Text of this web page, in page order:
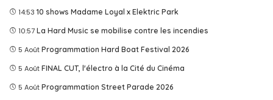
14:53 10 shows Madame Loyal x Elektric Park
10:57 La Hard Music se mobilise contre les incendies
5 Août Programmation Hard Boat Festival 2026
5 Août FINAL CUT, l'électro à la Cité du Cinéma
5 Août Programmation Street Parade 2026